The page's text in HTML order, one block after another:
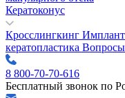
Кератоконус
Кросслингкинг
кератопластика Вопросы
8 800-70-70-616
Бесплатный звонок по